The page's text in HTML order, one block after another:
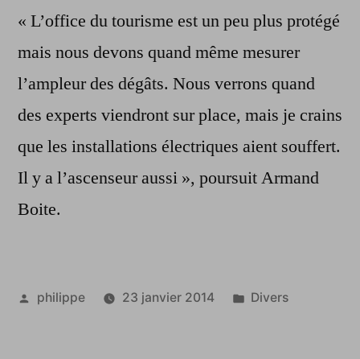
« L’office du tourisme est un peu plus protégé
mais nous devons quand même mesurer
l’ampleur des dégâts. Nous verrons quand
des experts viendront sur place, mais je crains
que les installations électriques aient souffert.
Il y a l’ascenseur aussi », poursuit Armand
Boite.
Publié
philippe 23 janvier 2014
Publié
Divers